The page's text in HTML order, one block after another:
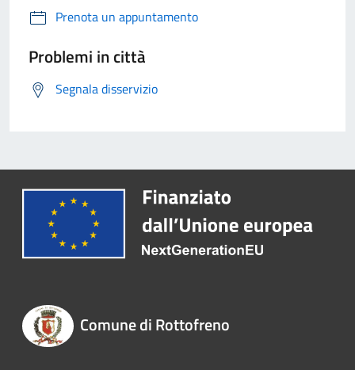
Prenota un appuntamento
Problemi in città
Segnala disservizio
Comune di Rottofreno